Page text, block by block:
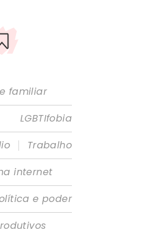
familiar
LGBTIfobia
|
Trabalho
internet
e poder